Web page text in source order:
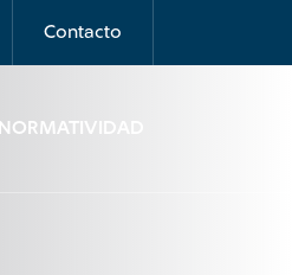
Contacto
NORMATIVIDAD